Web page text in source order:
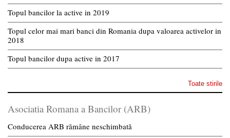
Topul bancilor la active in 2019
Topul celor mai mari banci din Romania dupa valoarea activelor in
2018
Topul bancilor dupa active in 2017
Toate stirile
Asociatia Romana a Bancilor (ARB)
Conducerea ARB rămâne neschimbată